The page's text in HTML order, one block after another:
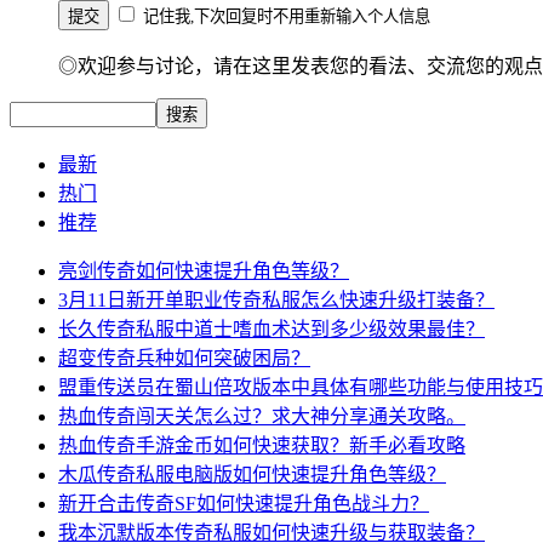
记住我,下次回复时不用重新输入个人信息
◎欢迎参与讨论，请在这里发表您的看法、交流您的观
最新
热门
推荐
亮剑传奇如何快速提升角色等级？
3月11日新开单职业传奇私服怎么快速升级打装备？
长久传奇私服中道士嗜血术达到多少级效果最佳？
超变传奇兵种如何突破困局？
盟重传送员在蜀山倍攻版本中具体有哪些功能与使用技
热血传奇闯天关怎么过？求大神分享通关攻略。
热血传奇手游金币如何快速获取？新手必看攻略
木瓜传奇私服电脑版如何快速提升角色等级？
新开合击传奇SF如何快速提升角色战斗力？
我本沉默版本传奇私服如何快速升级与获取装备？